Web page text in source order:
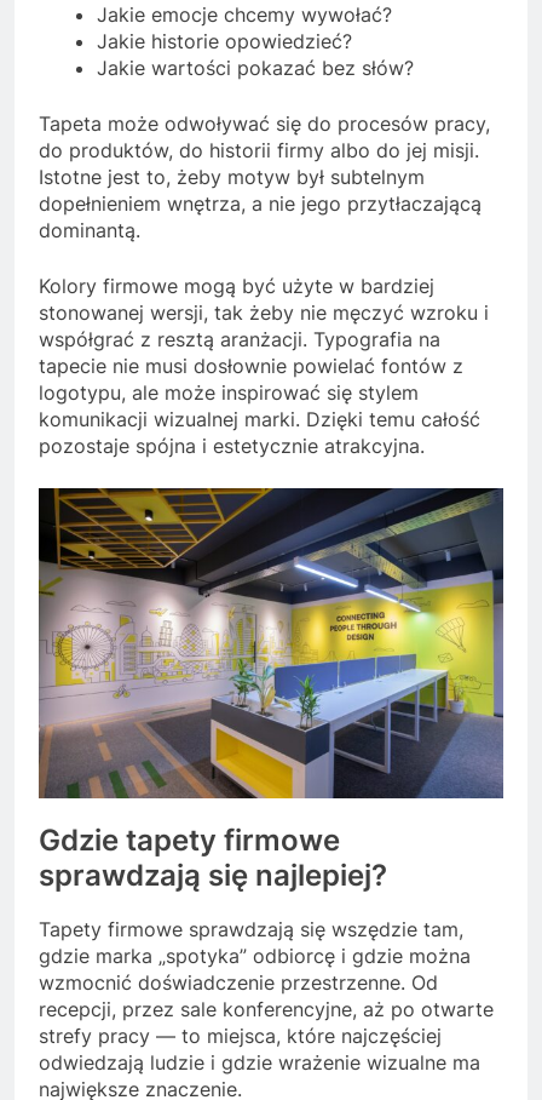
Jakie emocje chcemy wywołać?
Jakie historie opowiedzieć?
Jakie wartości pokazać bez słów?
Tapeta może odwoływać się do procesów pracy,
do produktów, do historii firmy albo do jej misji.
Istotne jest to, żeby motyw był subtelnym
dopełnieniem wnętrza, a nie jego przytłaczającą
dominantą.
Kolory firmowe mogą być użyte w bardziej
stonowanej wersji, tak żeby nie męczyć wzroku i
współgrać z resztą aranżacji. Typografia na
tapecie nie musi dosłownie powielać fontów z
logotypu, ale może inspirować się stylem
komunikacji wizualnej marki. Dzięki temu całość
pozostaje spójna i estetycznie atrakcyjna.
Gdzie tapety firmowe
sprawdzają się najlepiej?
Tapety firmowe sprawdzają się wszędzie tam,
gdzie marka „spotyka” odbiorcę i gdzie można
wzmocnić doświadczenie przestrzenne. Od
recepcji, przez sale konferencyjne, aż po otwarte
strefy pracy — to miejsca, które najczęściej
odwiedzają ludzie i gdzie wrażenie wizualne ma
największe znaczenie.